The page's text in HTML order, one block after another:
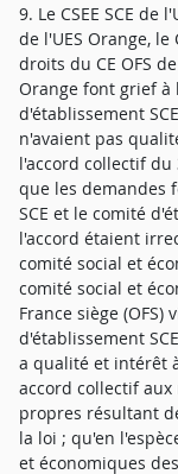
9. Le CSEE SCE de
de l'UES Orange, le
droits du CE OFS
Orange font grief
d'établissement
n'avaient pas
l'accord collectif du
que les demandes
SCE et le comité
l'accord étaient
comité social et
comité social et
France siège
d'établissement
a qualité et intérêt
accord collectif
propres résultant
la loi ; qu'en
et économiques